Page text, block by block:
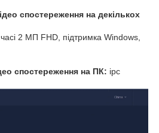
спостереження на декількох
2 МП FHD, підтримка Windows,
спостереження на ПК: ipc